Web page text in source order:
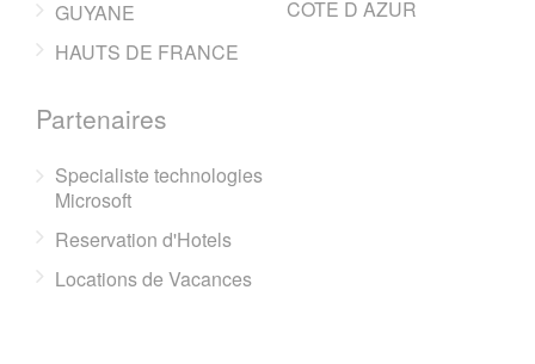
GUYANE
HAUTS DE FRANCE
COTE D AZUR
Partenaires
Specialiste technologies
Microsoft
Reservation d'Hotels
Locations de Vacances